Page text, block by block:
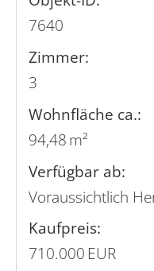
7640
Zimmer:
3
Wohnfläche ca.:
94,48 m²
Verfügbar ab:
Voraussichtlich
Kaufpreis:
710.000 EUR